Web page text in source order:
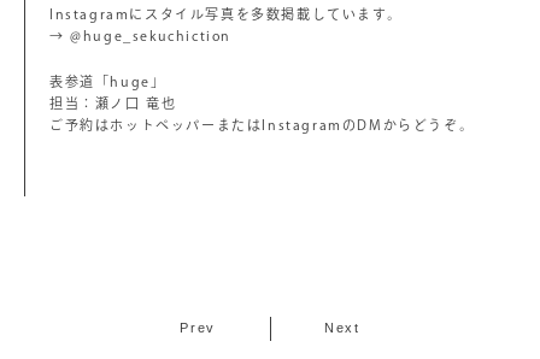
Instagramにスタイル写真を多数掲載しています。
→ @huge_sekuchiction
表参道「huge」
担当：瀬ノ口 竜也
ご予約はホットペッパーまたはInstagramのDMからどうぞ。
Prev Next